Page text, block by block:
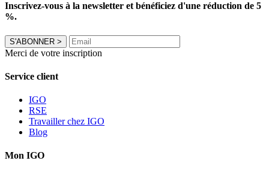
Inscrivez-vous à la newsletter et bénéficiez d'une réduction de 5
%.
S'ABONNER >
Merci de votre inscription
Service client
IGO
RSE
Travailler chez IGO
Blog
Mon IGO